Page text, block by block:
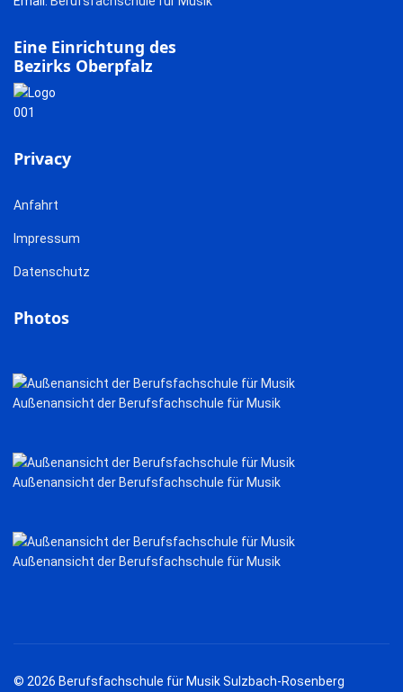
Eine Einrichtung des
Bezirks Oberpfalz
Privacy
Anfahrt
Impressum
Datenschutz
Photos
Außenansicht der Berufsfachschule für Musik
Außenansicht der Berufsfachschule für Musik
Außenansicht der Berufsfachschule für Musik
© 2026 Berufsfachschule für Musik Sulzbach-Rosenberg